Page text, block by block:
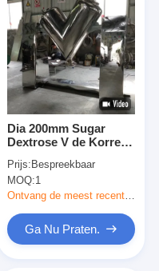
Dia 200mm Sugar
Dextrose V de Korrel
van het Typepoeder
het Mengen zich
Machine
Prijs: Bespreekbaar
MOQ:1
Ontvang de meest recente Prijs
Ga Nu Praten.